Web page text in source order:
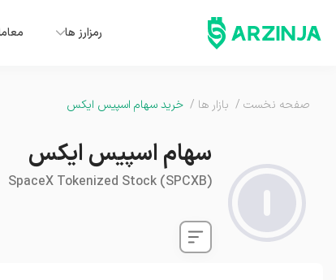
رمزارز ها
صفحه نخست / بازار ها / خرید سهام اسپیس ایکس
سهام اسپیس ایکس
SpaceX Tokenized Stock(SPCXB)